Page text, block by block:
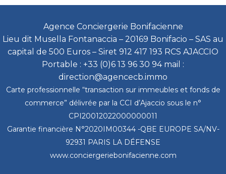
Agence Conciergerie Bonifacienne
Lieu dit Musella Fontanaccia – 20169 Bonifacio – SAS au
capital de 500 Euros – Siret 912 417 193 RCS AJACCIO
Portable : +33 (0)6 13 96 30 94 mail :
direction@agencecb.immo
Carte professionnelle “transaction sur immeubles et fonds de
commerce” délivrée par la CCI d’Ajaccio sous le n°
CPI20012022000000011
Garantie financière N°2020IM00344 -QBE EUROPE SA/NV-
92931 PARIS LA DÉFENSE
www.conciergeriebonifacienne.com